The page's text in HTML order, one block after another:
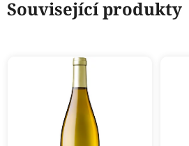
Související produkty